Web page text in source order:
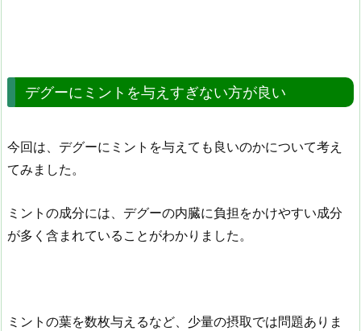
デグーにミントを与えすぎない方が良い
今回は、デグーにミントを与えても良いのかについて考え
てみました。
ミントの成分には、デグーの内臓に負担をかけやすい成分
が多く含まれていることがわかりました。
ミントの葉を数枚与えるなど、少量の摂取では問題ありま